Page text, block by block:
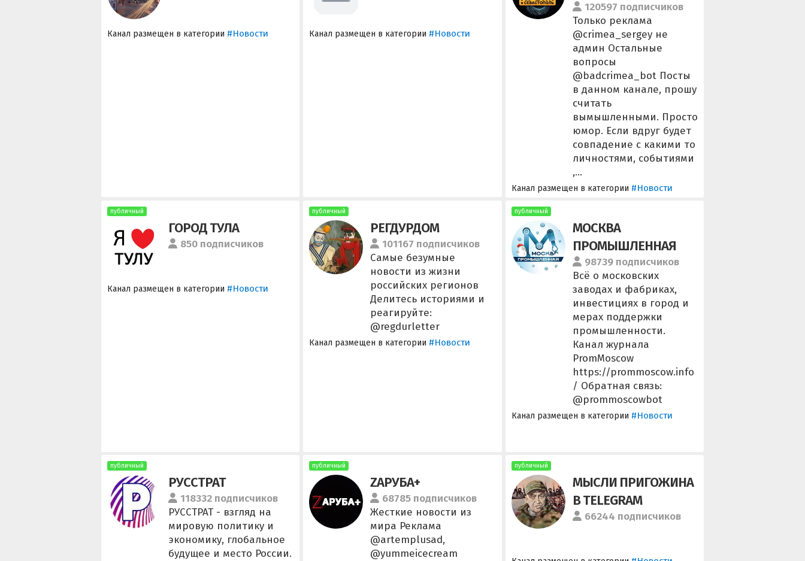
Канал размещен в категории #Новости Канал размещен в категории #Новости
120597 подписчиков
Только реклама
@crimea_sergey не
админ Остальные
вопросы
@badcrimea_bot Посты
в данном канале, прошу
считать
вымышленными. Просто
юмор. Если вдруг будет
совпадение с какими то
личностями, событиями
,...
Канал размещен в категории #Новости
публичный
ГОРОД ТУЛА
850 подписчиков
Канал размещен в категории #Новости
публичный
РЕГДУРДОМ
101167 подписчиков
Самые безумные
новости из жизни
российских регионов
Делитесь историями и
реагируйте:
@regdurletter
Канал размещен в категории #Новости
публичный
МОСКВА
ПРОМЫШЛЕННАЯ
98739 подписчиков
Всё о московских
заводах и фабриках,
инвестициях в город и
мерах поддержки
промышленности.
Канал журнала
PromMoscow
https://prommoscow.info
/ Обратная связь:
@prommoscowbot
Канал размещен в категории #Новости
публичный
РУССТРАТ
118332 подписчиков
РУССТРАТ - взгляд на
мировую политику и
экономику, глобальное
будущее и место России.
публичный
ZAРУБА+
68785 подписчиков
Жесткие новости из
мира Реклама
@artemplusad,
@yummeicecream
публичный
МЫСЛИ ПРИГОЖИНА
В TELEGRAM
66244 подписчиков